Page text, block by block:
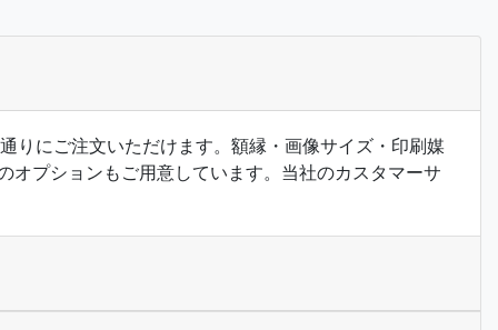
りにご注文いただけます。額縁・画像サイズ・印刷媒
オプションもご用意しています。当社のカスタマーサ